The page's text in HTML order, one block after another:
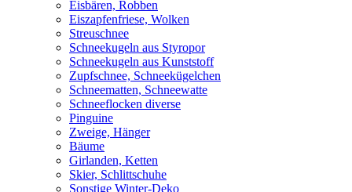
Eisbären, Robben
Eiszapfenfriese, Wolken
Streuschnee
Schneekugeln aus Styropor
Schneekugeln aus Kunststoff
Zupfschnee, Schneekügelchen
Schneematten, Schneewatte
Schneeflocken diverse
Pinguine
Zweige, Hänger
Bäume
Girlanden, Ketten
Skier, Schlittschuhe
Sonstige Winter-Deko